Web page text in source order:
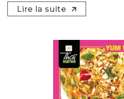
Lire la suite